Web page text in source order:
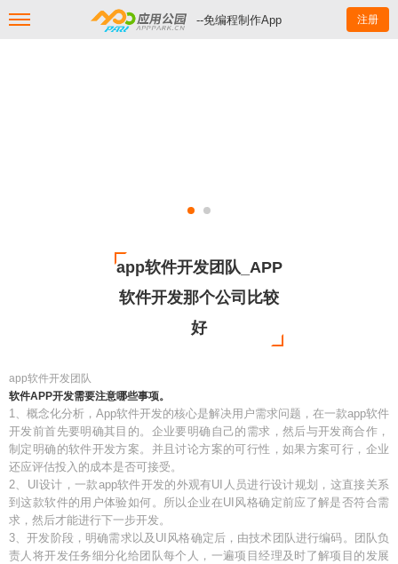
--免编程制作App 注册
app软件开发团队_APP
软件开发那个公司比较
好
app软件开发团队
软件APP开发需要注意哪些事项。
1、概念化分析，App软件开发的核心是解决用户需求问题，在一款app软件
开发前首先要明确其目的。企业要明确自己的需求，然后与开发商合作，
制定明确的软件开发方案。并且讨论方案的可行性，如果方案可行，企业
还应评估投入的成本是否可接受。
2、UI设计，一款app软件开发的外观有UI人员进行设计规划，这直接关系
到这款软件的用户体验如何。所以企业在UI风格确定前应了解是否符合需
求，然后才能进行下一步开发。
3、开发阶段，明确需求以及UI风格确定后，由技术团队进行编码。团队负
责人将开发任务细分化给团队每个人，一遍项目经理及时了解项目的发展